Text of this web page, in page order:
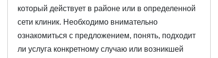
который действует в районе или в определенной
сети клиник. Необходимо внимательно
ознакомиться с предложением, понять, подходит
ли услуга конкретному случаю или возникшей